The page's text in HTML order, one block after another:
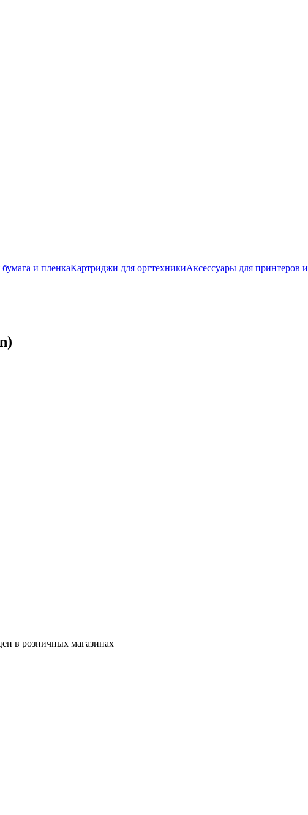
и пленкаКартриджи для оргтехникиАксессуары для принтеров и
в розничных магазинах